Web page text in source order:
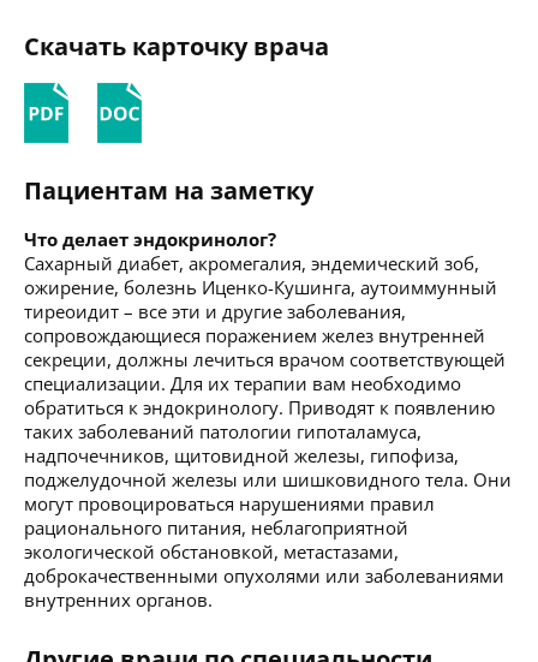
Скачать карточку врача
Пациентам на заметку
Что делает эндокринолог?
Сахарный диабет, акромегалия, эндемический зоб,
ожирение, болезнь Иценко-Кушинга, аутоиммунный
тиреоидит – все эти и другие заболевания,
сопровождающиеся поражением желез внутренней
секреции, должны лечиться врачом соответствующей
специализации. Для их терапии вам необходимо
обратиться к эндокринологу. Приводят к появлению
таких заболеваний патологии гипоталамуса,
надпочечников, щитовидной железы, гипофиза,
поджелудочной железы или шишковидного тела. Они
могут провоцироваться нарушениями правил
рационального питания, неблагоприятной
экологической обстановкой, метастазами,
доброкачественными опухолями или заболеваниями
внутренних органов.